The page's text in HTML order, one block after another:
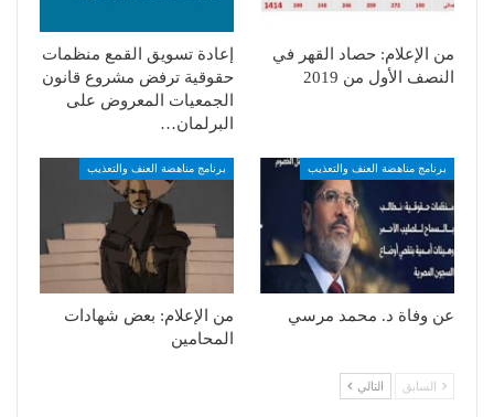
من الإعلام: حصاد القهر في
النصف الأول من 2019
إعادة تسويق القمع منظمات
حقوقية ترفض مشروع قانون
الجمعيات المعروض على
البرلمان…
برنامج مناهضة العنف والتعذيب
عن وفاة د. محمد مرسي
برنامج مناهضة العنف والتعذيب
من الإعلام: بعض شهادات
المحامين
السابق التالي